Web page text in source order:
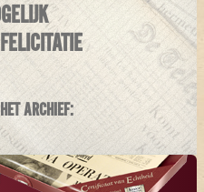
ARCHIEF: